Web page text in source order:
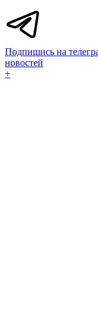
Подпишись на
новостей
+